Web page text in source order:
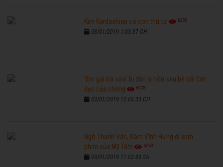
Kim Kardashian có con thứ tư 6259
03/01/2019 1:03:37 CH
'Em gái trà sữa' bị đồn ly hôn sau bê bối tình
dục của chồng
6578
03/01/2019 12:03:33 CH
Ngô Thanh Vân, Đàm Vĩnh Hưng đi xem
phim của Mỹ Tâm
6260
03/01/2019 11:03:00 SA